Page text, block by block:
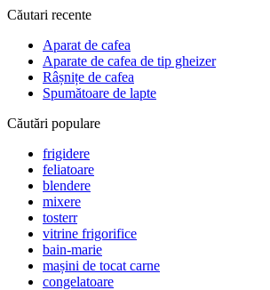
Căutari recente
Aparat de cafea
Aparate de cafea de tip gheizer
Râșnițe de cafea
Spumătoare de lapte
Căutări populare
frigidere
feliatoare
blendere
mixere
tosterr
vitrine frigorifice
bain-marie
mașini de tocat carne
congelatoare